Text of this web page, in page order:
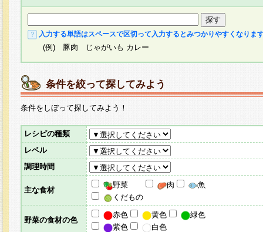
入力する単語はスペースで区切って入力するとみつかりやすくなりま
(例) 豚肉 じゃがいも カレー
条件を絞って探してみよう
条件をしぼって探してみよう！
レシピの種類
レベル
調理時間
主な食材
野菜 肉
魚
くだもの
野菜の食材の色
赤色 黄色
緑色
紫色
白色